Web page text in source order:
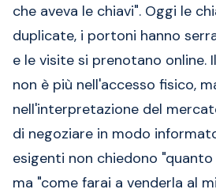
che aveva le chiavi". Oggi le
duplicate, i portoni hanno
e le visite si prenotano online.
non è più nell'accesso fisico,
nell'interpretazione del
di negoziare in modo
esigenti non chiedono "quanto
ma "come farai a venderla al